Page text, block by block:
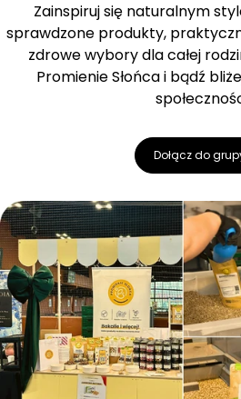
Zainspiruj się naturalnym
sprawdzone produkty,
zdrowe wybory dla całej
Promienie Słońca i bądź
Dołącz do